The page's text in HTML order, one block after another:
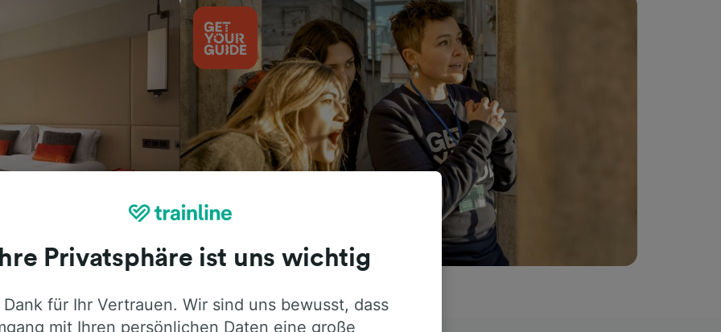
Ihre Privatsphäre ist uns wichtig
für Ihr Vertrauen. Wir sind uns bewusst, dass
mit Ihren persönlichen Daten eine große